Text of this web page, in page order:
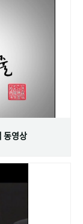
동영상